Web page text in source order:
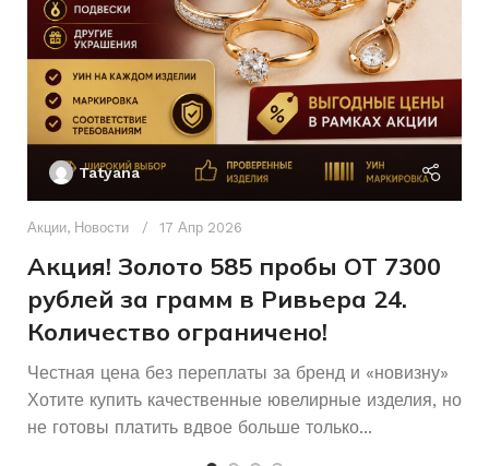
СОСТОЯНИЕ
ВЕС 2.09
Без бренда
Tatyana
Акции, Новости 17 Апр 2026
Акция! Золото 585 пробы ОТ 7300
рублей за грамм в Ривьера 24.
Количество ограничено!
Честная цена без переплаты за бренд и «новизну»
Хотите купить качественные ювелирные изделия, но
не готовы платить вдвое больше только...